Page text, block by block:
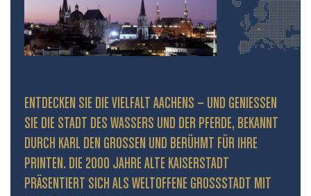
ENTDECKEN SIE DIE VIELFALT AACHENS – UND GENIESSEN S
IE DIE STADT DES WASSERS UND DER PFERDE, BEKANNT D
URCH KARL DEN GROSSEN UND BERÜHMT FÜR IHRE PR
INTEN. DIE 2000 JAHRE ALTE KAISERSTADT PR
ÄSENTIERT SICH ALS WELTOFFENE GROSSSTADT MIT HIS